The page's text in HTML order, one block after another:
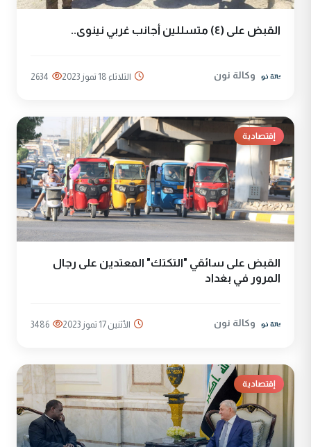
القبض على (٤) متسللين أجانب غربي نينوى..
وكالة نون الثلاثاء 18 تموز 2023 2634
إقتصادية
القبض على سائقي "التكتك" المعتدين على رجال
المرور في بغداد
وكالة نون الأثنين 17 تموز 2023 3486
إقتصادية